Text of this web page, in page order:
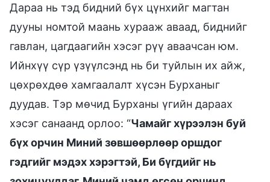
Дараа нь тэд бидний бүх цүнхийг магтан
дууны номтой маань хурааж аваад, биднийг
гавлан, цагдаагийн хэсэг рүү аваачсан юм.
Ийнхүү сүр үзүүлсэнд нь би туйлын их айж,
цөхрөхдөө хамгаалалт хүсэн Бурханыг
дуудав. Тэр мөчид Бурханы үгийн дараах
хэсэг санаанд орлоо: “Чамайг хүрээлэн буй
бүх орчин Миний зөвшөөрлөөр оршдог
гэдгийг мэдэх хэрэгтэй, Би бүгдийг нь